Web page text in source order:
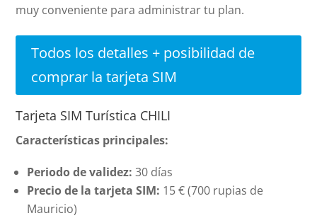
muy conveniente para administrar tu plan.
Todos los detalles + posibilidad de
comprar la tarjeta SIM
Tarjeta SIM Turística CHILI
Características principales:
Periodo de validez: 30 días
Precio de la tarjeta SIM: 15 € (700 rupias de
Mauricio)